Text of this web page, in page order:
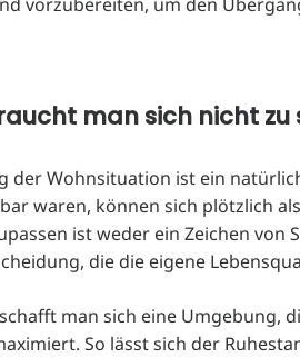
man sich nicht zu
der Wohnsituation ist ein
waren, können sich plötzlich
ist weder ein Zeichen von
die die eigene
man sich eine Umgebung,
So lässt sich der